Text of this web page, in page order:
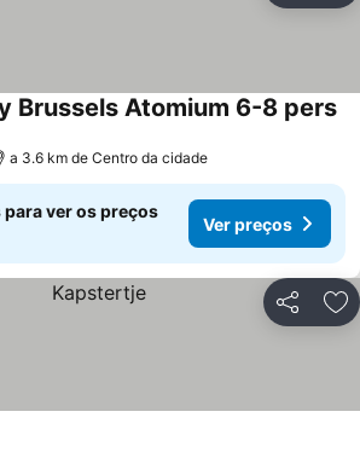
Brussels Atomium 6-8 pers
a 3.6 km de Centro da cidade
para ver os preços
Ver preços
Partilhar